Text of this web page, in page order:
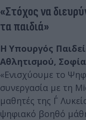
«Στόχος να
τα παιδιά»
Η Υπουργός
Αθλητισμού,
«Ενισχύουμε το
συνεργασία με τη
μαθητές της Γ΄
ψηφιακό βοηθό